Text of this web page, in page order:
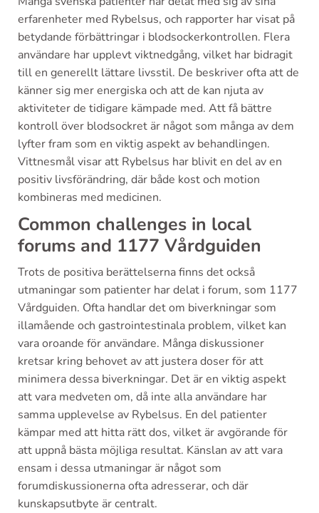
erfarenheter med Rybelsus, och rapporter har visat på
betydande förbättringar i blodsockerkontrollen. Flera
användare har upplevt viktnedgång, vilket har bidragit
till en generellt lättare livsstil. De beskriver ofta att de
känner sig mer energiska och att de kan njuta av
aktiviteter de tidigare kämpade med. Att få bättre
kontroll över blodsockret är något som många av dem
lyfter fram som en viktig aspekt av behandlingen.
Vittnesmål visar att Rybelsus har blivit en del av en
positiv livsförändring, där både kost och motion
kombineras med medicinen.
Common challenges in local
forums and 1177 Vårdguiden
Trots de positiva berättelserna finns det också
utmaningar som patienter har delat i forum, som 1177
Vårdguiden. Ofta handlar det om biverkningar som
illamående och gastrointestinala problem, vilket kan
vara oroande för användare. Många diskussioner
kretsar kring behovet av att justera doser för att
minimera dessa biverkningar. Det är en viktig aspekt
att vara medveten om, då inte alla användare har
samma upplevelse av Rybelsus. En del patienter
kämpar med att hitta rätt dos, vilket är avgörande för
att uppnå bästa möjliga resultat. Känslan av att vara
ensam i dessa utmaningar är något som
forumdiskussionerna ofta adresserar, och där
kunskapsutbyte är centralt.